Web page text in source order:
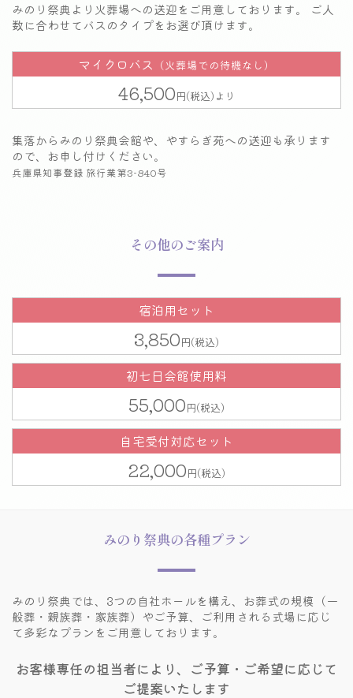
みのり祭典より火葬場への送迎をご用意しております。
ご人
数に合わせてバスのタイプをお選び頂けます。
マイクロバス （火葬場での待機なし）
46,500
集落からみのり祭典会館や、やすらぎ苑への送迎も承ります
ので、お申し付けください。
兵庫県知事登録 旅行業第3-840号
その他のご案内
宿泊用セット
3,850
初七日会館使用料
55,000
自宅受付対応セット
22,000
みのり祭典の各種プラン
みのり祭典では、3つの自社ホールを構え、 お葬式の規模（一
般葬・親族葬・家族葬）やご予算、 ご利用される式場に応じ
て多彩なプランをご用意しております。
お客様専任の担当者により、ご予算・ご希望に応じて
ご提案いたします